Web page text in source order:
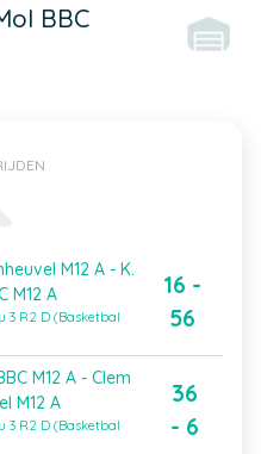
BBC
M12 A - K.
M12 A
3 R2 D (Basketbal
16 -
56
M12 A - Clem
M12 A
3 R2 D (Basketbal
36
- 6